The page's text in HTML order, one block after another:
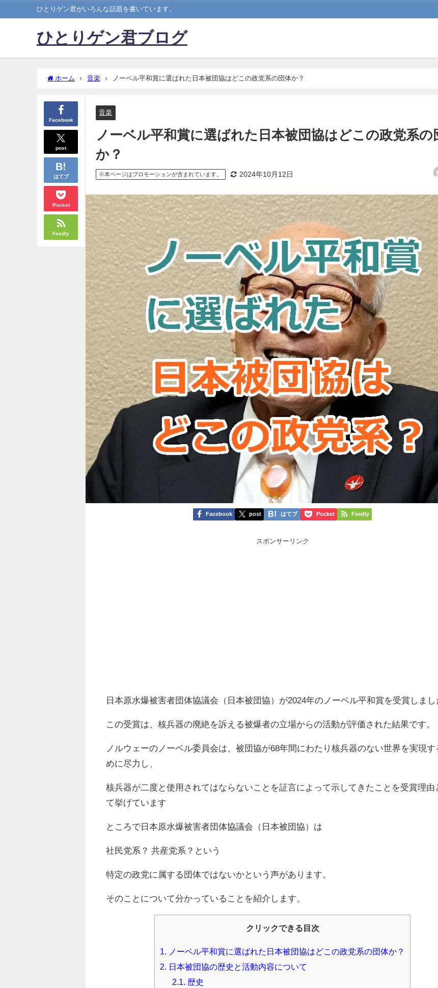
ひとりゲン君がいろんな話題を書いています。
ひとりゲン君ブログ
ホーム 音楽 ノーベル平和賞に選ばれた日本被団協はどこの政党系の団体か？
Facebook
post
はてブ
Pocket
Feedly
音楽
ノーベル平和賞に選ばれた日本被団協はどこの政党系の
か？
※本ページはプロモーションが含まれています。 2024年10月12日
Facebook post はてブ Pocket Feedly
スポンサーリンク
日本原水爆被害者団体協議会（日本被団協）が2024年のノーベル平和賞を受賞しまし
この受賞は、核兵器の廃絶を訴える被爆者の立場からの活動が評価された結果です。
ノルウェーのノーベル委員会は、被団協が68年間にわたり核兵器のない世界を実現す
めに尽力し、
核兵器が二度と使用されてはならないことを証言によって示してきたことを受賞理由
て挙げています
ところで日本原水爆被害者団体協議会（日本被団協）は
社民党系？ 共産党系？という
特定の政党に属する団体ではないかという声があります。
そのことについて分かっていることを紹介します。
クリックできる目次
1.
ノーベル平和賞に選ばれた日本被団協はどこの政党系の団体か？
2.
日本被団協の歴史と活動内容について
2.1.
歴史